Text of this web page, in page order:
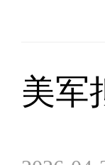
美军